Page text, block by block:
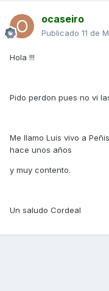
ocaseiro
Publicado 11 de
Hola !!!
Pido perdon pues no vi
Me llamo Luis vivo a
hace unos años
y muy contento.
Un saludo Cordeal